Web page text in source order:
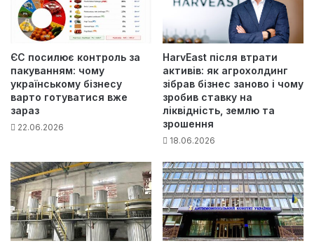
ЄС посилює контроль за
пакуванням: чому
українському бізнесу
варто готуватися вже
зараз
22.06.2026
HarvEast після втрати
активів: як агрохолдинг
зібрав бізнес заново і чому
зробив ставку на
ліквідність, землю та
зрошення
18.06.2026